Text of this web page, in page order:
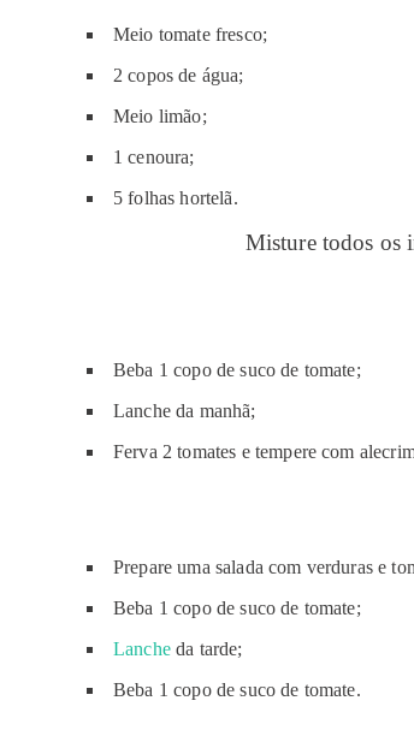
Meio tomate fresco;
2 copos de água;
Meio limão;
1 cenoura;
5 folhas hortelã.
Misture todos os
Beba 1 copo de suco de tomate;
Lanche da manhã;
Ferva 2 tomates e tempere com
Prepare uma salada com verduras e
Beba 1 copo de suco de tomate;
Lancheda tarde;
Beba 1 copo de suco de tomate.